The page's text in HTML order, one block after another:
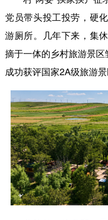
党员带头投工投劳，硬
游厕所。几年下来，集
摘于一体的乡村旅游景
成功获评国家2A级旅游景